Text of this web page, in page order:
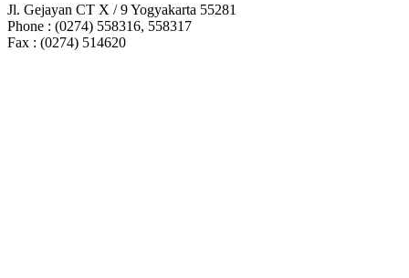
Jl. Gejayan CT X / 9 Yogyakarta 55281
Phone : (0274) 558316, 558317
Fax : (0274) 514620